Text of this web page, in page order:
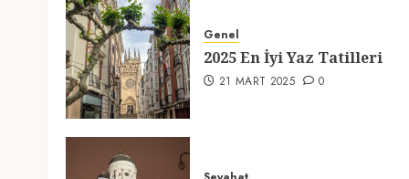
Genel
2025 En İyi Yaz Tatilleri
21 MART 2025 0